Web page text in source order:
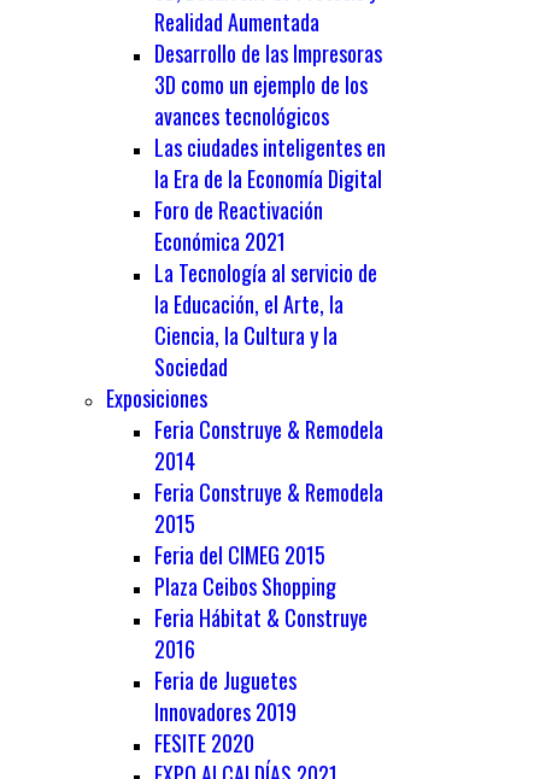
Realidad Aumentada
Desarrollo de las Impresoras
3D como un ejemplo de los
avances tecnológicos
Las ciudades inteligentes en
la Era de la Economía Digital
Foro de Reactivación
Económica 2021
La Tecnología al servicio de
la Educación, el Arte, la
Ciencia, la Cultura y la
Sociedad
Exposiciones
Feria Construye & Remodela
2014
Feria Construye & Remodela
2015
Feria del CIMEG 2015
Plaza Ceibos Shopping
Feria Hábitat & Construye
2016
Feria de Juguetes
Innovadores 2019
FESITE 2020